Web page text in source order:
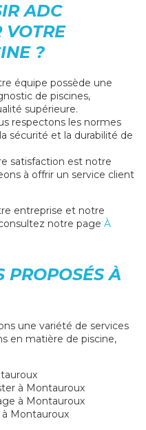
ADC
VOTRE
?
équipe possède une
de piscines,
supérieure.
respectons les normes
sécurité et la durabilité de
satisfaction est notre
à offrir un service client
entreprise et notre
notre page À
PROPOSÉS À
une variété de services
en matière de piscine,
à Montauroux
à Montauroux
Montauroux